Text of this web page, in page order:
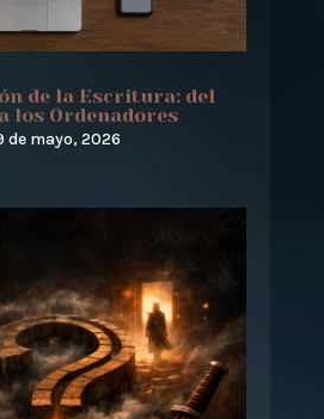
de la Escritura: del
los Ordenadores
de mayo, 2026